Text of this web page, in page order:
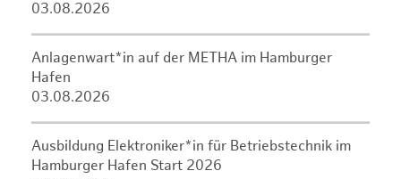
03.08.2026
Anlagenwart*in auf der METHA im Hamburger
Hafen
03.08.2026
Ausbildung Elektroniker*in für Betriebstechnik im
Hamburger Hafen Start 2026